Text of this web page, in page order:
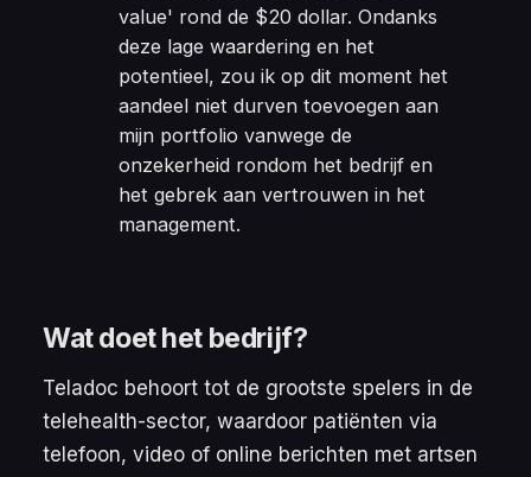
value' rond de $20 dollar. Ondanks
deze lage waardering en het
potentieel, zou ik op dit moment het
aandeel niet durven toevoegen aan
mijn portfolio vanwege de
onzekerheid rondom het bedrijf en
het gebrek aan vertrouwen in het
management.
Wat doet het bedrijf?
Teladoc behoort tot de grootste spelers in de
telehealth-sector, waardoor patiënten via
telefoon, video of online berichten met artsen